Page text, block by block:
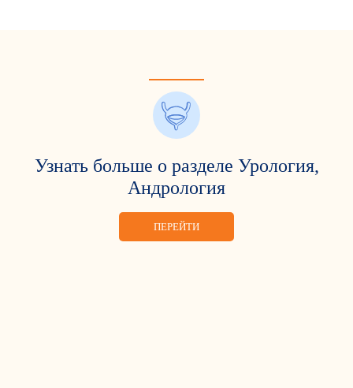
Узнать больше о разделе Урология,
Андрология
ПЕРЕЙТИ